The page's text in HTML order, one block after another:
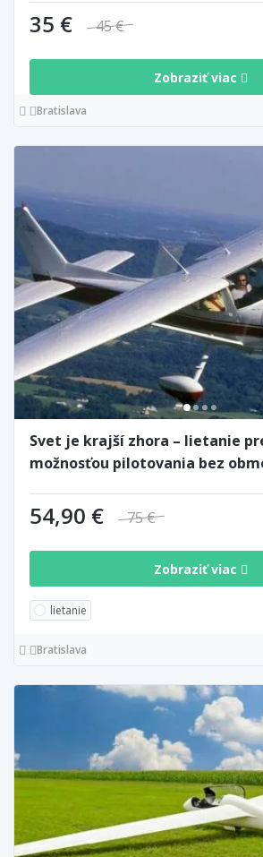
35 € 45 €
Zobraziť viac
Bratislava
Svet je krajší zhora – lietanie
možnosťou pilotovania bez
54,90 € 75 €
Zobraziť viac
lietanie
Bratislava